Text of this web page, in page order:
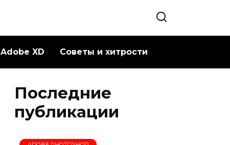
Adobe XD Советы и хитрости
Последние
публикации